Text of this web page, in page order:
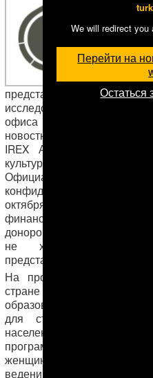
представительство
исследованиям и
офиса IREX планируется
новостной рассылке
IREX АНТ подтвердили
культуры
Официально о причинах
конфиденциальным
октября, офис IREX
финансовым причинам: у
донором является
не хватает денег
представительства в
На протяжении
стране целый ряд
образования, проводя
для студентов и
населения, в целом, и
программа «Девушки века
женщин компьютерной
ведению блогов и
We will redirect
Перейти на
Остаться